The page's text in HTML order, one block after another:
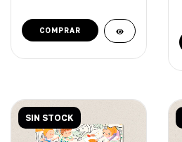
SIN STOCK